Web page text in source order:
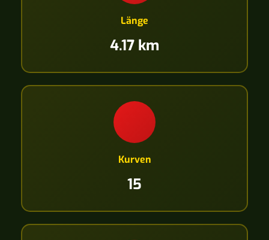
Länge
4.17 km
Kurven
15